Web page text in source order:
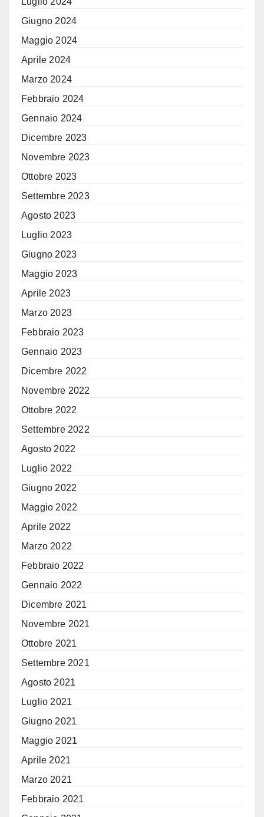
Giugno 2024
Maggio 2024
Aprile 2024
Marzo 2024
Febbraio 2024
Gennaio 2024
Dicembre 2023
Novembre 2023
Ottobre 2023
Settembre 2023
Agosto 2023
Luglio 2023
Giugno 2023
Maggio 2023
Aprile 2023
Marzo 2023
Febbraio 2023
Gennaio 2023
Dicembre 2022
Novembre 2022
Ottobre 2022
Settembre 2022
Agosto 2022
Luglio 2022
Giugno 2022
Maggio 2022
Aprile 2022
Marzo 2022
Febbraio 2022
Gennaio 2022
Dicembre 2021
Novembre 2021
Ottobre 2021
Settembre 2021
Agosto 2021
Luglio 2021
Giugno 2021
Maggio 2021
Aprile 2021
Marzo 2021
Febbraio 2021